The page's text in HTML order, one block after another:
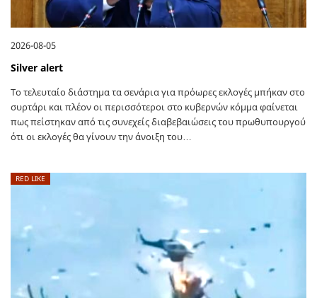
2026-08-05
Silver alert
Το τελευταίο διάστημα τα σενάρια για πρόωρες εκλογές μπήκαν στο
συρτάρι και πλέον οι περισσότεροι στο κυβερνών κόμμα φαίνεται
πως πείστηκαν από τις συνεχείς διαβεβαιώσεις του πρωθυπουργού
ότι οι εκλογές θα γίνουν την άνοιξη του…
RED LIKE